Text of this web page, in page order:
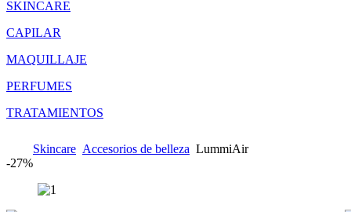
SKINCARE
CAPILAR
MAQUILLAJE
PERFUMES
TRATAMIENTOS
Skincare Accesorios de belleza LummiAir
-27%